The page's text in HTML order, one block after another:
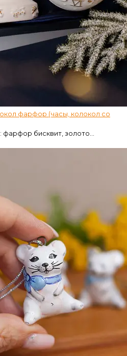
фарфор (часы, колокол со
фарфор бисквит, золото...